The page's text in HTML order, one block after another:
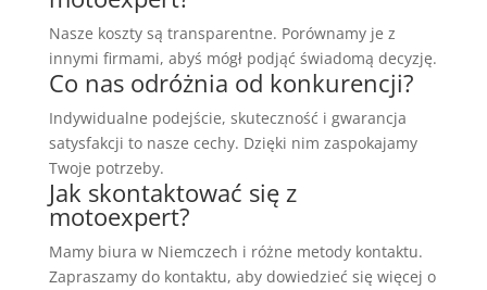
Nasze koszty są transparentne. Porównamy je z
innymi firmami, abyś mógł podjąć świadomą decyzję.
Co nas odróżnia od konkurencji?
Indywidualne podejście, skuteczność i gwarancja
satysfakcji to nasze cechy. Dzięki nim zaspokajamy
Twoje potrzeby.
Jak skontaktować się z
motoexpert?
Mamy biura w Niemczech i różne metody kontaktu.
Zapraszamy do kontaktu, aby dowiedzieć się więcej o